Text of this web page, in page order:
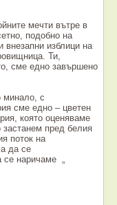
мечти вътре в
подобно на
внезапни изблици на
Ти,
сме едно завършено
минало, с
сме едно – цветен
която оценяваме
застанем пред белия
поток на
да се
се наричаме „